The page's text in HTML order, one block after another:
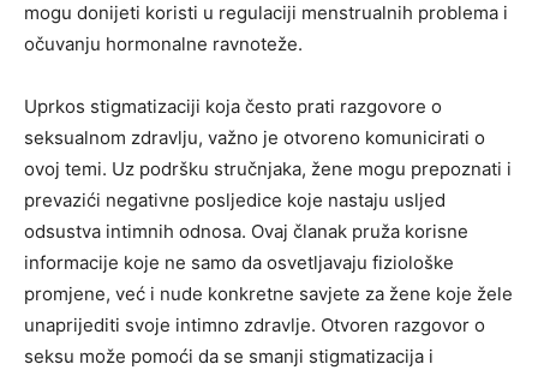
mogu donijeti koristi u regulaciji menstrualnih problema i
očuvanju hormonalne ravnoteže.
Uprkos stigmatizaciji koja često prati razgovore o
seksualnom zdravlju, važno je otvoreno komunicirati o
ovoj temi. Uz podršku stručnjaka, žene mogu prepoznati i
prevazići negativne posljedice koje nastaju usljed
odsustva intimnih odnosa. Ovaj članak pruža korisne
informacije koje ne samo da osvetljavaju fiziološke
promjene, već i nude konkretne savjete za žene koje žele
unaprijediti svoje intimno zdravlje. Otvoren razgovor o
seksu može pomoći da se smanji stigmatizacija i